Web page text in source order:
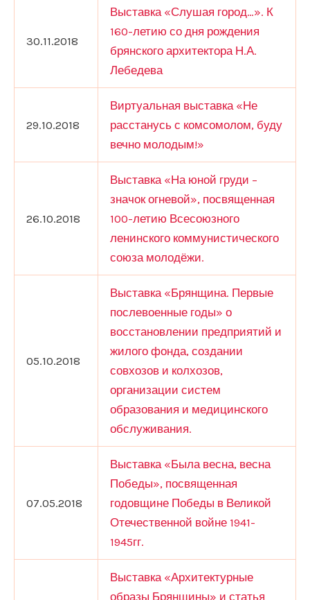
30.11.2018
Выставка «Слушая город…». К
160-летию со дня рождения
брянского архитектора Н.А.
Лебедева
29.10.2018
Виртуальная выставка «Не
расстанусь с комсомолом, буду
вечно молодым!»
26.10.2018
Выставка «На юной груди –
значок огневой», посвященная
100-летию Всесоюзного
ленинского коммунистического
союза молодёжи.
05.10.2018
Выставка «Брянщина. Первые
послевоенные годы» о
восстановлении предприятий и
жилого фонда, создании
совхозов и колхозов,
организации систем
образования и медицинского
обслуживания.
07.05.2018
Выставка «Была весна, весна
Победы», посвященная
годовщине Победы в Великой
Отечественной войне 1941-
1945гг.
Выставка «Архитектурные
образы Брянщины» и статья